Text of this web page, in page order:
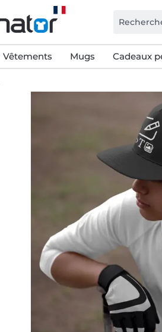
Vêtements Mugs Cadeaux